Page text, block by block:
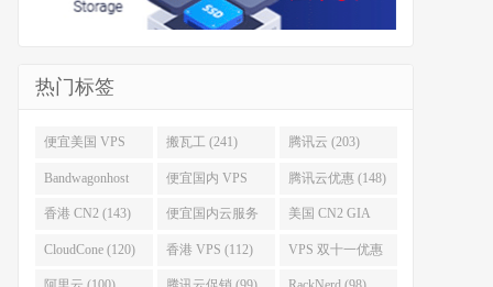
热门标签
便宜美国 VPS
(255)
搬瓦工 (241) 腾讯云 (203)
Bandwagonhost
(188)
便宜国内 VPS
(167)
腾讯云优惠 (148)
香港 CN2 (143) 便宜国内云服务
器 (128)
美国 CN2 GIA
(123)
CloudCone (120) 香港 VPS (112) VPS 双十一优惠
促销 (106)